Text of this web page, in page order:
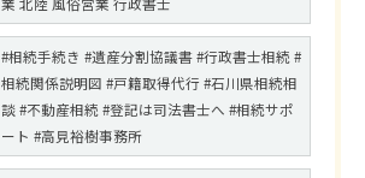
#相続手続き #遺産分割協議書 #行政書士相続 #
相続関係説明図 #戸籍取得代行 #石川県相続相
談 #不動産相続 #登記は司法書士へ #相続サポ
ート #高見裕樹事務所